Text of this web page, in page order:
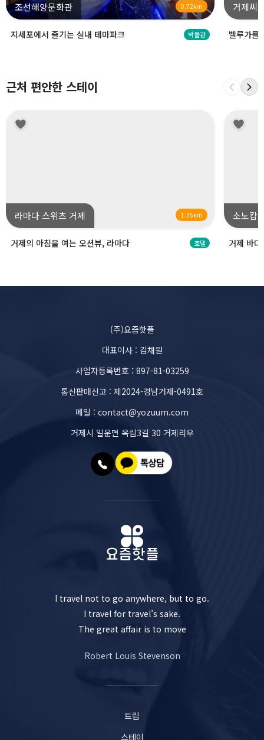
조선해양문화관 0.72km
지세포에서 즐기는 실내 테마파크 박물관
거제씨
벨루가를
근처 편안한 스테이
라마다 스위츠 거제 1.35km
거제의 아침을 여는 오션뷰, 라마다 호텔
소노캄
거제 바
(주)요즘핫플
대표이사 : 김채원
사업자등록번호 : 897-81-03259
통신판매신고 : 제2024-경남거제-0491호
메일 : contact@yozuum.com
거제시 일운면 옥림3길 30 거제리우
I travel not to go anywhere, but to go.
I travel for travel’s sake.
The great affair is to move
Robert Louis Stevenson
트립
스테이